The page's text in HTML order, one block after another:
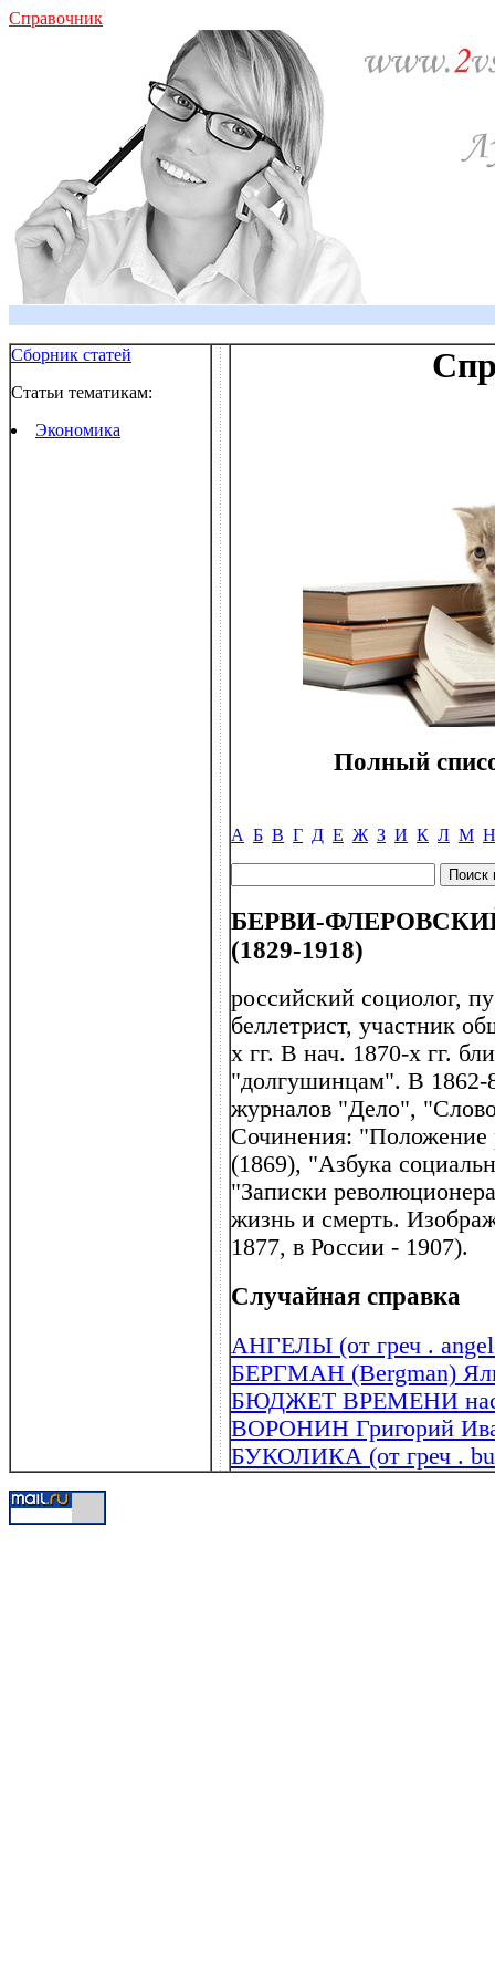
Справочник
Сборник статей
Статьи тематикам:
Экономика
Полный
А Б В Г Д Е Ж З И К Л М Н
БЕРВИ-ФЛЕРОВСКИЙ
(1829-1918)
российский социолог,
беллетрист, участник
х гг. В нач. 1870-х гг.
"долгушинцам". В 1862-
журналов "Дело",
Сочинения: "Положение
(1869), "Азбука
"Записки
жизнь и смерть.
1877, в России - 1907).
Случайная справка
АНГЕЛЫ (от греч .
БЕРГМАН (Bergman)
БЮДЖЕТ ВРЕМЕНИ
ВОРОНИН Григорий
БУКОЛИКА (от греч .